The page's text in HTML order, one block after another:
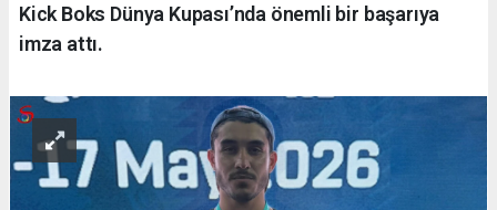
Kick Boks Dünya Kupası’nda önemli bir başarıya
imza attı.